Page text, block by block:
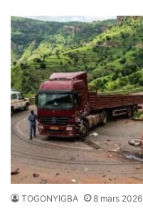
TOGONYIGBA 8 mars 2026